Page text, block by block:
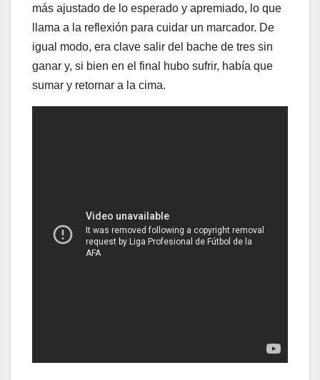
más ajustado de lo esperado y apremiado, lo que
llama a la reflexión para cuidar un marcador. De
igual modo, era clave salir del bache de tres sin
ganar y, si bien en el final hubo sufrir, había que
sumar y retornar a la cima.